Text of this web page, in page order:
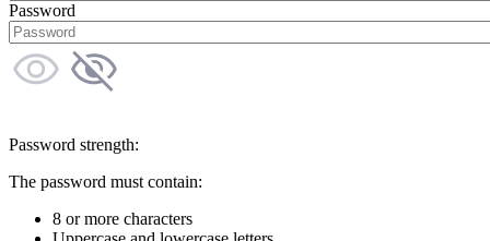
Password
Password strength:
The password must contain:
8 or more characters